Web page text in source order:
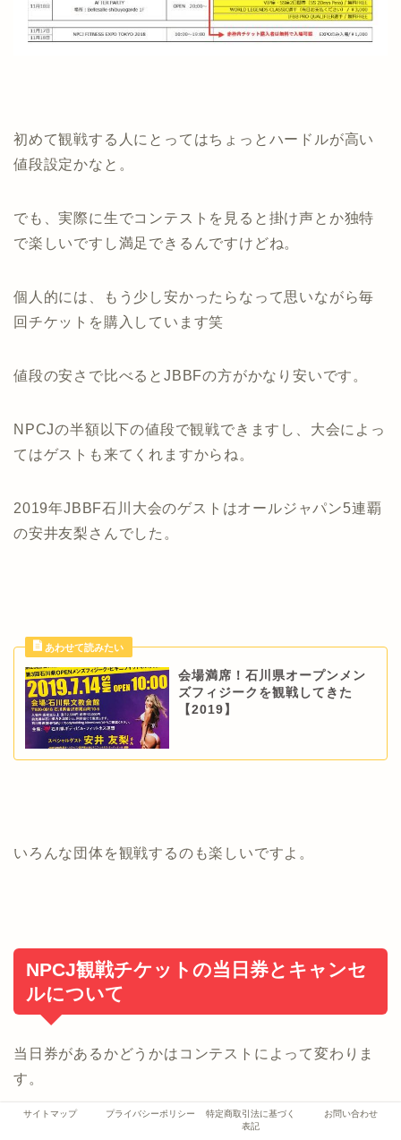
初めて観戦する人にとってはちょっとハードルが高い
値段設定かなと。
でも、実際に生でコンテストを見ると掛け声とか独特
で楽しいですし満足できるんですけどね。
個人的には、もう少し安かったらなって思いながら毎
回チケットを購入しています笑
値段の安さで比べるとJBBFの方がかなり安いです。
NPCJの半額以下の値段で観戦できますし、大会によっ
てはゲストも来てくれますからね。
2019年JBBF石川大会のゲストはオールジャパン5連覇
の安井友梨さんでした。
会場満席！石川県オープンメン
ズフィジークを観戦してきた
【2019】
いろんな団体を観戦するのも楽しいですよ。
NPCJ観戦チケットの当日券とキャンセ
ルについて
当日券があるかどうかはコンテストによって変わりま
す。
例えば、地方大会でチケットが完売していなければ当
サイトマップ プライバシーポリシー
特定商取引法に基づく
表記
お問い合わせ